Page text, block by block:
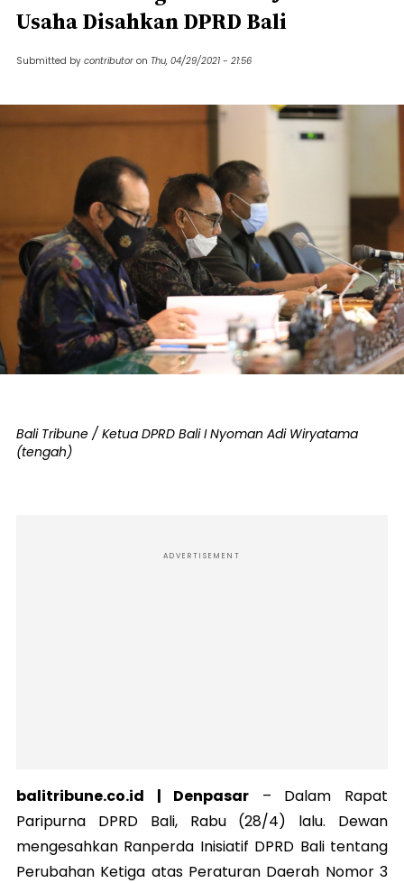
Usaha Disahkan DPRD Bali
Submitted by contributor on Thu, 04/29/2021 - 21:56
Bali Tribune / Ketua DPRD Bali I Nyoman Adi Wiryatama
(tengah)
ADVERTISEMENT
balitribune.co.id | Denpasar – Dalam Rapat
Paripurna DPRD Bali, Rabu (28/4) lalu. Dewan
mengesahkan Ranperda Inisiatif DPRD Bali tentang
Perubahan Ketiga atas Peraturan Daerah Nomor 3